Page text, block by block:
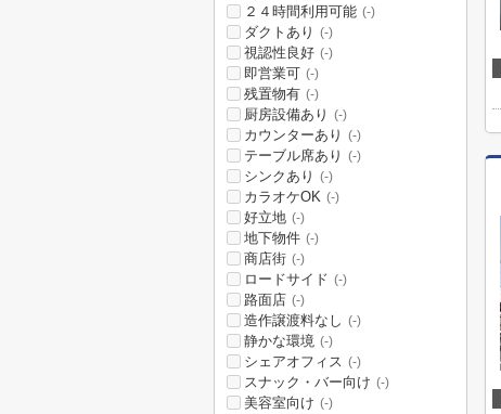
２４時間利用可能 (-)
ダクトあり (-)
視認性良好 (-)
即営業可 (-)
残置物有 (-)
厨房設備あり (-)
カウンターあり (-)
テーブル席あり (-)
シンクあり (-)
カラオケOK (-)
好立地 (-)
地下物件 (-)
商店街 (-)
ロードサイド (-)
路面店 (-)
造作譲渡料なし (-)
静かな環境 (-)
シェアオフィス (-)
スナック・バー向け (-)
美容室向け (-)